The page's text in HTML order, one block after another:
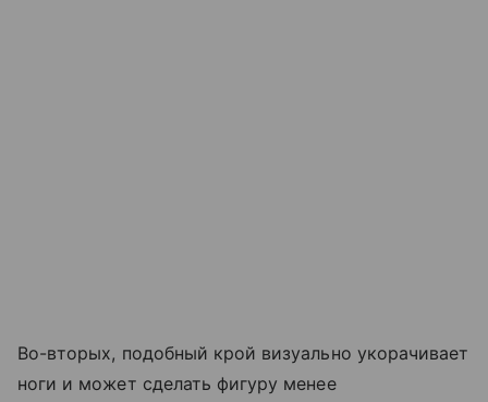
Во-вторых, подобный крой визуально укорачивает
ноги и может сделать фигуру менее